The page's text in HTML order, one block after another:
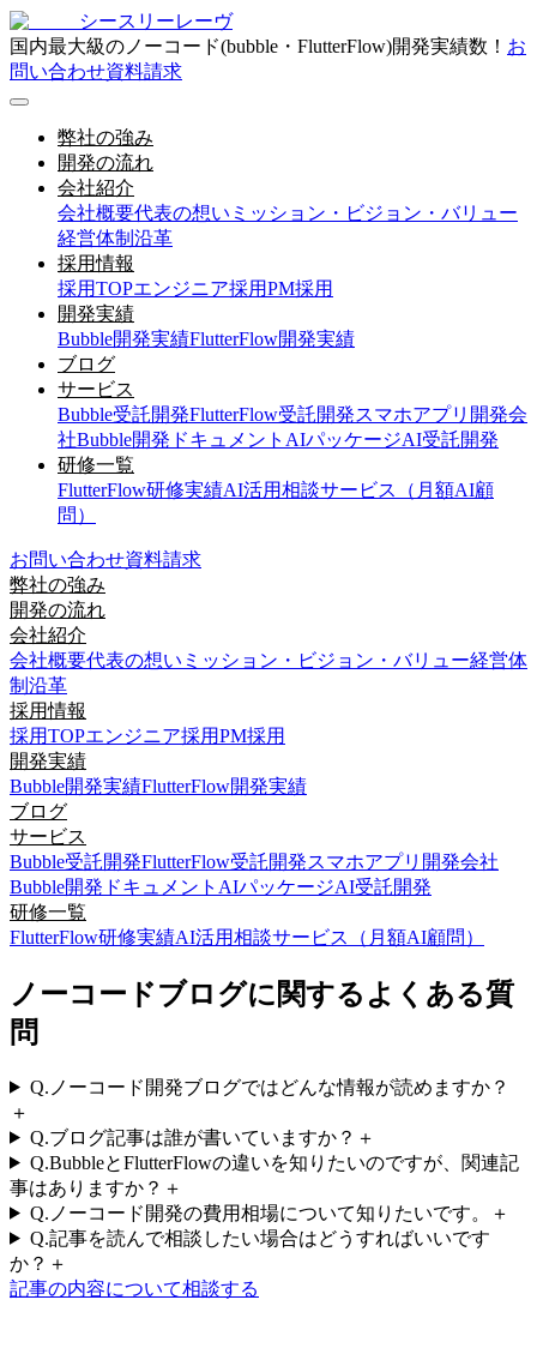
シースリーレーヴ
国内最大級のノーコード(bubble・FlutterFlow)開発実績数！ お
問い合わせ資料請求
弊社の強み
開発の流れ
会社紹介
会社概要代表の想い ミッション・ビジョン・バリュー
経営体制 沿革
採用情報
採用TOPエンジニア採用PM採用
開発実績
Bubble開発実績FlutterFlow開発実績
ブログ
サービス
Bubble受託開発FlutterFlow受託開発スマホアプリ開発会
社Bubble開発ドキュメント AIパッケージAI受託開発
研修一覧
FlutterFlow研修実績AI活用相談サービス（月額AI顧
問）
お問い合わせ資料請求
弊社の強み
開発の流れ
会社紹介
会社概要代表の想い ミッション・ビジョン・バリュー経営体
制 沿革
採用情報
採用TOPエンジニア採用PM採用
開発実績
Bubble開発実績FlutterFlow開発実績
ブログ
サービス
Bubble受託開発FlutterFlow受託開発スマホアプリ開発会社
Bubble開発ドキュメント AIパッケージAI受託開発
研修一覧
FlutterFlow研修実績AI活用相談サービス（月額AI顧問）
ノーコードブログに関するよくある質
問
Q. ノーコード開発ブログではどんな情報が読めますか？
＋
Q.ブログ記事は誰が書いていますか？ ＋
Q.BubbleとFlutterFlowの違いを知りたいのですが、関連記
事はありますか？ ＋
Q. ノーコード開発の費用相場について知りたいです。
＋
Q.記事を読んで相談したい場合はどうすればいいです
か？ ＋
記事の内容について相談する